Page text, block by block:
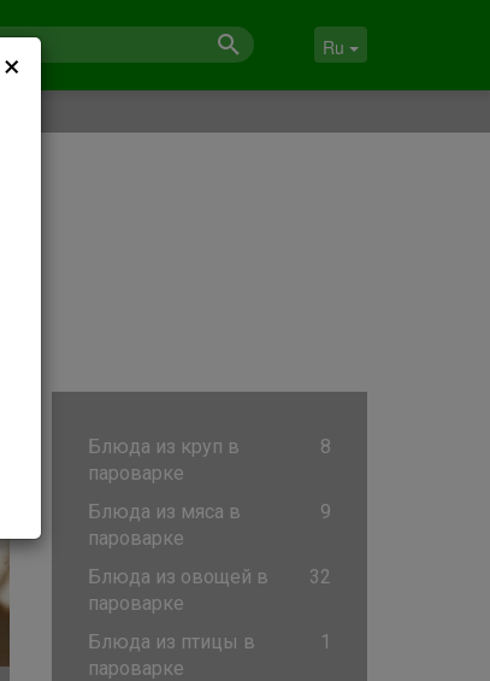
Ru
×
Блюда из круп в
пароварке
8
Блюда из мяса в
пароварке
9
Блюда из овощей в
пароварке
32
Блюда из птицы в
пароварке
1